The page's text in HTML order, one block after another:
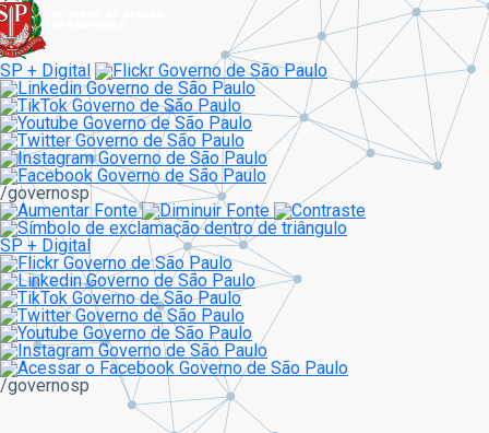
SP + Digital
/governosp
SP + Digital
/governosp